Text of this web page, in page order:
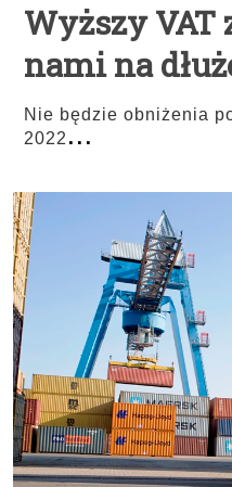
Wyższy VAT
nami na
Nie będzie obniżenia
2022 ...